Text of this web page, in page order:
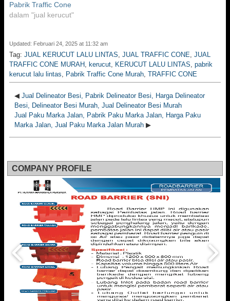
Pabrik Traffic Cone
dalam "jual kerucut"
Updated: Februari 24, 2025 at 11:32 am
Tag: JUAL KERUCUT LALU LINTAS, JUAL TRAFFIC CONE, JUAL
TRAFFIC CONE MURAH, kerucut, KERUCUT LALU LINTAS, pabrik
kerucut lalu lintas, Pabrik Traffic Cone Murah, TRAFFIC CONE
◀ Jual Delineator Besi, Pabrik Delineator Besi, Harga Delineator
Besi, Delineator Besi Murah, Jual Delineator Besi Murah
Jual Paku Marka Jalan, Pabrik Paku Marka Jalan, Harga Paku
Marka Jalan, Jual Paku Marka Jalan Murah ▶
COMPANY PROFILE